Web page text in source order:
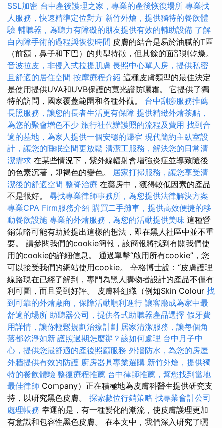
SSL加密 台中產後護理之家，專業的產後恢復場所 專業找
人服務，快速精準定位對方 新竹外燴，提供獨特的餐飲體
驗 輔聽器，為聽力有障礙的朋友提供有效的輔助設備 了解
白內障手術的過程與恢復時間 皮膚的結合是易於油膩的T區
（前額，鼻子和下巴）的典型特徵，但其餘的面部則乾燥。
音波拉皮，非侵入式拉提肌膚 長照中心單人房，提供私密
且舒適的居住空間 按摩療程介紹 這種皮膚類型的最佳決定
是使用提供UVA和UVB保護的寬光譜防曬霜。 它提供了獨
特的訪問，國家覆蓋範圍和各種外觀。 台中刮痧服務推薦
長照服務，讓您的長者生活更有保障 提供精緻外燴茶點，
為您的聚會增色不少 旅行社代辦護照的流程及費用 找到合
適的墓地，為家人提供一個安穩的歸宿 現代簡約主臥室設
計，讓您的睡眠空間更放鬆 清潔工服務，解決您的日常清
潔需求 在某些情況下，紫外線輻射會增強炎症並導致隨後
的色素沉著，即褐色的變色。 居家打掃服務，讓您享受清
潔後的舒適空間 整脊治療 在藥房中，獲得較低因素的產品
不是很好。 尋找專業律師事務所，為您提供法律解決方案
專業CPA Firm服務介紹 購買二手攤車，提供高效便捷的移
動餐飲設施 專業的外燴服務，為您的活動提供美味 這種營
銷策略可能有助於提出這樣的想法，即在黑人社區中並不重
要。 請參閱我們的cookie簡報，該簡報將找到有關我們使
用的cookie的詳細信息。 通過單擊“啟用所有cookie”，您
可以接受我們的網站使用cookie。 辛格博士說：“皮膚護理
線路現在已經了解到，專門為黑人購物者設計的產品不僅有
利可圖，而且受到好評。 皮膚科組織（例如Skin Colour 找
到可靠的外燴廠商，保障活動順利進行 讓客廳成為家中最
舒適的場所 助聽器公司，提供各式助聽器產品選擇 假牙費
用詳情，讓你輕鬆規劃治療計劃 居家清潔服務，讓每個角
落都乾淨如新 護照過期怎麼辦？該如何處理 台中月子中
心，提供您最舒適的產後照顧服務 外牆防水，為您的房屋
外牆提供有效的防護 廚房器具專業選購 新竹外燴，提供獨
特的餐飲體驗 整復療程推薦 台中律師推薦，幫您找到當地
最佳律師 Company）正在積極地為皮膚科醫生提供研究支
持，以研究黑色皮膚。 探索數位行銷策略 找專業會計公司
處理帳務 幸運的是，有一種變化的潮流，使皮膚護理更加
有意識和包容性黑色皮膚。 在本文中，我們深入研究了曬